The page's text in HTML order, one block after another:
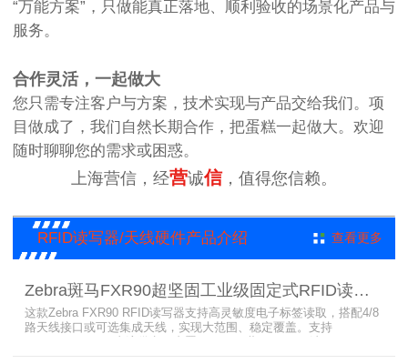
“万能方案”，只做能真正落地、顺利验收的场景化产品与
服务。
合作灵活，一起做大
您只需专注客户与方案，技术实现与产品交给我们。项
目做成了，我们自然长期合作，把蛋糕一起做大。欢迎
随时聊聊您的需求或困惑。
上海营信，经营诚信，值得您信赖。
RFID读写器/天线硬件产品介绍 查看更多
Zebra斑马FXR90超坚固工业级固定式RFID读写器
这款Zebra FXR90 RFID读写器支持高灵敏度电子标签读取，搭配4/8
路天线接口或可选集成天线，实现大范围、稳定覆盖。支持